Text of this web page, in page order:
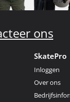
ons
SkatePro
Inloggen
Over ons